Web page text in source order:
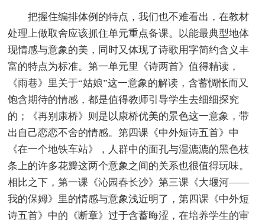
把握住编排体例的特点，我们也不难看出，在教材
处理上做取舍应该抓住单元重点备课。以能最典型地体
现情感与意象的美，同时又体现了诗歌用字简约含义丰
富的特点为标准。第一单元里《诗两首》值得精读，
《雨巷》里关于“姑娘”这一意象的解读，含蓄惆怅而又
饱含期待的情感，都是值得教师引导学生去细细探究
的；《再别康桥》则是以康桥优美的景色这一意象，带
出自己恋恋不舍的情感。第四课《中外短诗五首》中
《在一个地铁车站》，人群中的面孔与湿漉漉的黑色枝
条上的许多花瓣这两个意象之间的关系也很值得玩味。
相比之下，第一课《沁园春长沙》第三课《大堰河——
我的保姆》里的情感与意象浅近明了，第四课《中外短
诗五首》中的《断章》过于含蓄晦涩，在培养学生的审